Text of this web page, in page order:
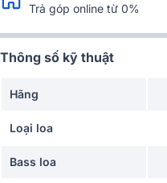
Trả góp online từ 0%
Thông số kỹ thuật
Hãng
Loại loa
Bass loa